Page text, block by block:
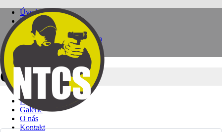
Úvod
Kurzy
Pistole
Samonabíjecí puška
Brokovnice
Taktické kurzy
Individuální kurzy
Zdravotní kurzy
Kalendář kurzů
Poukazy
Galerie
O nás
Kontakt
Ostatní